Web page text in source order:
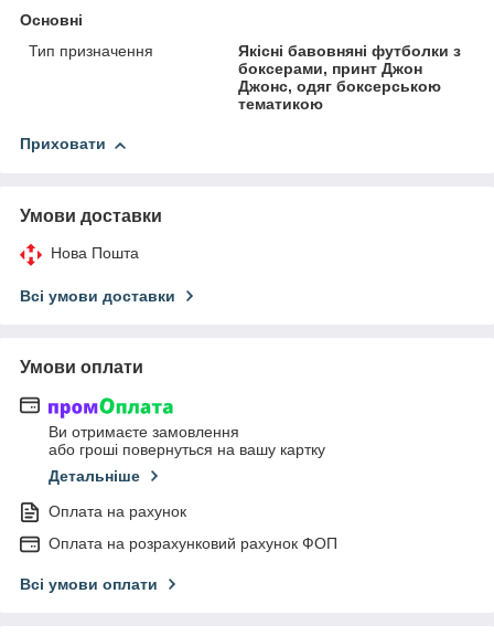
Основні
Тип призначення
Якісні бавовняні футболки з
боксерами, принт Джон
Джонс, одяг боксерською
тематикою
Приховати
Умови доставки
Нова Пошта
Всі умови доставки
Умови оплати
Ви отримаєте замовлення
або гроші повернуться на вашу картку
Детальніше
Оплата на рахунок
Оплата на розрахунковий рахунок ФОП
Всі умови оплати